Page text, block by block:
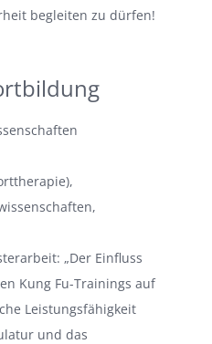
begleiten zu dürfen!
„Der Einfluss
Kung Fu-Trainings auf
Leistungsfähigkeit
und das